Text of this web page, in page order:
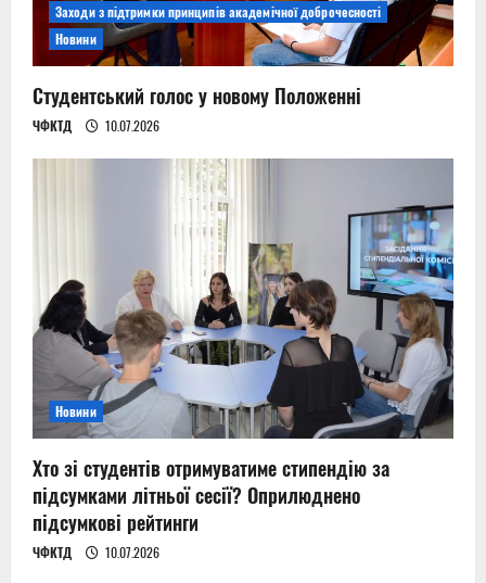
Заходи з підтримки принципів академічної доброчесності
Новини
Студентський голос у новому Положенні
ЧФКТД 10.07.2026
Новини
Хто зі студентів отримуватиме стипендію за
підсумками літньої сесії? Оприлюднено
підсумкові рейтинги
ЧФКТД 10.07.2026